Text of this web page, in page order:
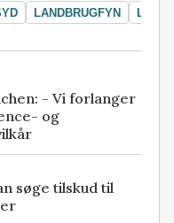
LANDBRUGFYN
- Vi forlanger
og
søge tilskud til